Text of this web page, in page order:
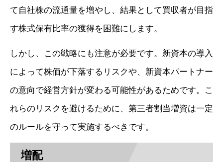
て自社株の流通量を増やし、結果として買収者が目指
す株式保有比率の獲得を困難にします。
しかし、この戦略にも注意が必要です。新資本の導入
によって株価が下落するリスクや、新資本パートナー
の意向で経営方針が変わる可能性があるためです。こ
れらのリスクを避けるために、第三者割当増資は一定
のルールを守って実施するべきです。
増配